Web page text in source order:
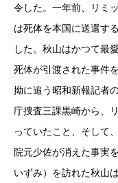
令した。一年前、リミ
は死体を本国に送還す
した。秋山はかつて最
死体が引渡された事件
拗に追う昭和新報記者
庁捜査三課黒崎から、
っていたこと、そして
院元少佐が消えた事実
いずみ）を訪れた秋山